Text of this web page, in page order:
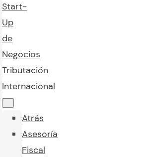
Start-
Up
de
Negocios
Tributación
Internacional
Atrás
Asesoría
Fiscal